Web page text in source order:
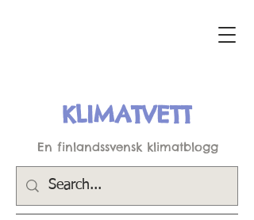
KLIMATVETT
En finlandssvensk klimatblogg